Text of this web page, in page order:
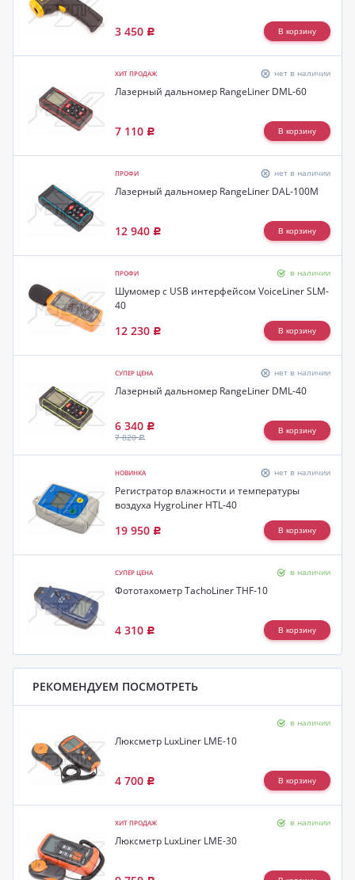
3 450 Р
ХИТ ПРОДАЖ нет в наличии
Лазерный дальномер RangeLiner DML-60
7 110 Р
ПРОФИ нет в наличии
Лазерный дальномер RangeLiner DAL-100M
12 940 Р
ПРОФИ в наличии
Шумомер с USB интерфейсом VoiceLiner SLM-
40
12 230 Р
СУПЕР ЦЕНА нет в наличии
Лазерный дальномер RangeLiner DML-40
6 340 Р
7 820Р
НОВИНКА нет в наличии
Регистратор влажности и температуры
воздуха HygroLiner HTL-40
19 950 Р
СУПЕР ЦЕНА в наличии
Фототахометр TachoLiner THF-10
4 310 Р
РЕКОМЕНДУЕМ ПОСМОТРЕТЬ
в наличии
Люксметр LuxLiner LME-10
4 700 Р
ХИТ ПРОДАЖ в наличии
Люксметр LuxLiner LME-30